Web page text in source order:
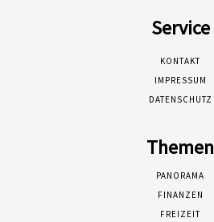
Service
KONTAKT
IMPRESSUM
DATENSCHUTZ
Themen
PANORAMA
FINANZEN
FREIZEIT